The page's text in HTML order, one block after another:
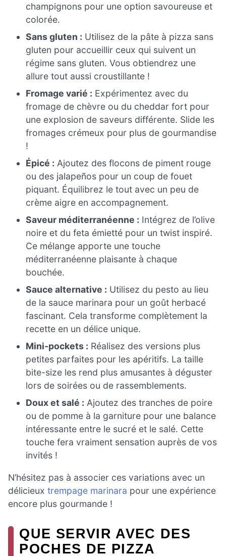
champignons pour une option savoureuse et
colorée.
Sans gluten : Utilisez de la pâte à pizza sans
gluten pour accueillir ceux qui suivent un
régime sans gluten. Vous obtiendrez une
allure tout aussi croustillante !
Fromage varié : Expérimentez avec du
fromage de chèvre ou du cheddar fort pour
une explosion de saveurs différente. Slide les
fromages crémeux pour plus de gourmandise
!
Épicé : Ajoutez des flocons de piment rouge
ou des jalapeños pour un coup de fouet
piquant. Équilibrez le tout avec un peu de
crème aigre en accompagnement.
Saveur méditerranéenne : Intégrez de l’olive
noire et du feta émietté pour un twist inspiré.
Ce mélange apporte une touche
méditerranéenne plaisante à chaque
bouchée.
Sauce alternative : Utilisez du pesto au lieu
de la sauce marinara pour un goût herbacé
fascinant. Cela transforme complètement la
recette en un délice unique.
Mini-pockets : Réalisez des versions plus
petites parfaites pour les apéritifs. La taille
bite-size les rend plus amusantes à déguster
lors de soirées ou de rassemblements.
Doux et salé : Ajoutez des tranches de poire
ou de pomme à la garniture pour une balance
intéressante entre le sucré et le salé. Cette
touche fera vraiment sensation auprès de vos
invités !
N’hésitez pas à associer ces variations avec un
délicieux trempage marinara pour une expérience
encore plus gourmande !
QUE SERVIR AVEC DES
POCHES DE PIZZA